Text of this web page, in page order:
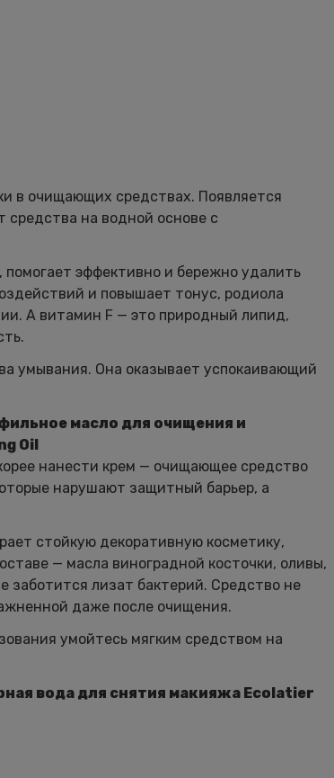
в очищающих средствах. Появляется
средства на водной основе с
эффективно и бережно удалить
и повышает тонус, родиола
А витамин F — это природный липид,
умывания. Она оказывает успокаивающий
масло для очищения и
Oil
нанести крем — очищающее средство
нарушают защитный барьер, а
стойкую декоративную косметику,
— масла виноградной косточки, оливы,
заботится лизат бактерий. Средство не
даже после очищения.
умойтесь мягким средством на
вода для снятия макияжа Ecolatier